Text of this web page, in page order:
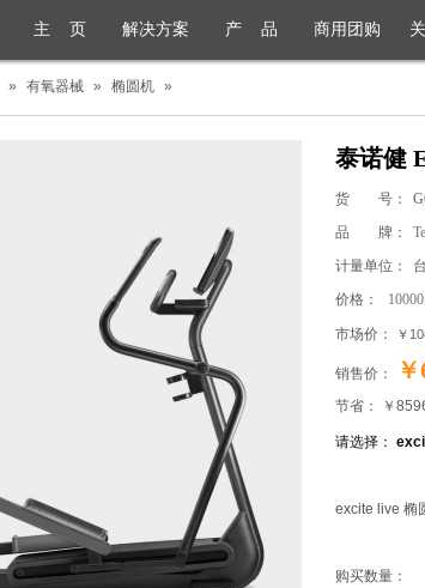
主 页 解决方案 产 品 商用团购
» 有氧器械 » 椭圆机 »
泰诺健
货 号：
品 牌：
计量单位：
台
价格：
市场价： ￥
销售价：
节省： ￥
请选择：
excite live 椭
购买数量：